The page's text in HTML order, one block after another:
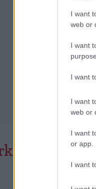
I want
web or
I want
I want
I want
web or
I want
or app.
I want
is